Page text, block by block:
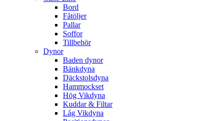
Bord
Fåtöljer
Pallar
Soffor
Tillbehör
Dynor
Baden dynor
Bänkdyna
Däckstolsdyna
Hammockset
Hög Vikdyna
Kuddar & Filtar
Låg Vikdyna